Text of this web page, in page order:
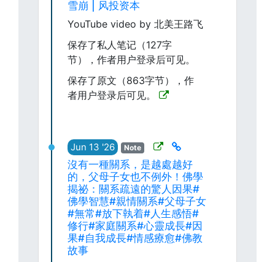
雪崩 | 风投资本
YouTube video by 北美王路飞
保存了私人笔记（127字
节），作者用户登录后可见。
保存了原文（863字节），作
者用户登录后可见。
Jun 13 '26 Note
沒有一種關系，是越處越好
的，父母子女也不例外！佛學
揭祕：關系疏遠的驚人因果#
佛學智慧#親情關系#父母子女
#無常#放下執着#人生感悟#
修行#家庭關系#心靈成長#因
果#自我成長#情感療愈#佛教
故事